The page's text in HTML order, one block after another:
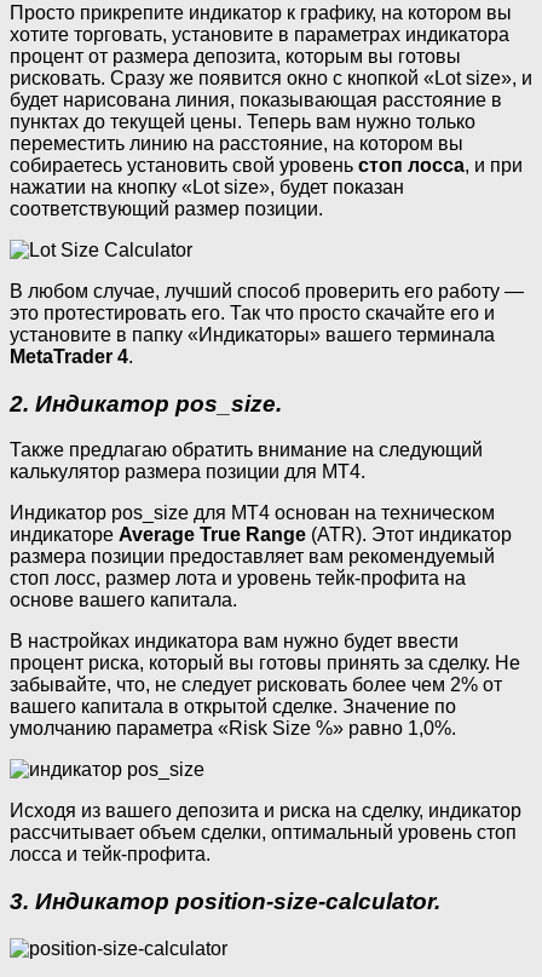
Просто прикрепите индикатор к графику, на котором вы
хотите торговать, установите в параметрах индикатора
процент от размера депозита, которым вы готовы
рисковать. Сразу же появится окно с кнопкой «Lot size», и
будет нарисована линия, показывающая расстояние в
пунктах до текущей цены. Теперь вам нужно только
переместить линию на расстояние, на котором вы
собираетесь установить свой уровень стоп лосса, и при
нажатии на кнопку «Lot size», будет показан
соответствующий размер позиции.
В любом случае, лучший способ проверить его работу —
это протестировать его. Так что просто скачайте его и
установите в папку «Индикаторы» вашего терминала
MetaTrader 4.
2. Индикатор pos_size.
Также предлагаю обратить внимание на следующий
калькулятор размера позиции для МТ4.
Индикатор pos_size для MT4 основан на техническом
индикаторе Average True Range (ATR). Этот индикатор
размера позиции предоставляет вам рекомендуемый
стоп лосс, размер лота и уровень тейк-профита на
основе вашего капитала.
В настройках индикатора вам нужно будет ввести
процент риска, который вы готовы принять за сделку. Не
забывайте, что, не следует рисковать более чем 2% от
вашего капитала в открытой сделке. Значение по
умолчанию параметра «Risk Size %» равно 1,0%.
Исходя из вашего депозита и риска на сделку, индикатор
рассчитывает объем сделки, оптимальный уровень стоп
лосса и тейк-профита.
3. Индикатор position-size-calculator.